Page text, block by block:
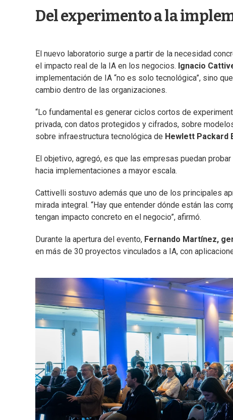
Del experimento a la
El nuevo laboratorio surge a partir de la necesidad
el impacto real de la IA en los negocios. Ignacio
implementación de IA “no es solo tecnológica”, sino
cambio dentro de las organizaciones.
“Lo fundamental es generar ciclos cortos de
privada, con datos protegidos y cifrados, sobre
sobre infraestructura tecnológica de Hewlett Packard
El objetivo, agregó, es que las empresas puedan
hacia implementaciones a mayor escala.
Cattivelli sostuvo además que uno de los principales
mirada integral. “Hay que entender dónde están las
tengan impacto concreto en el negocio”, afirmó.
Durante la apertura del evento, Fernando Martínez,
en más de 30 proyectos vinculados a IA, con